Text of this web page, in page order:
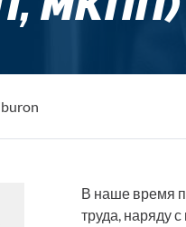
В наше время
труда, наряду